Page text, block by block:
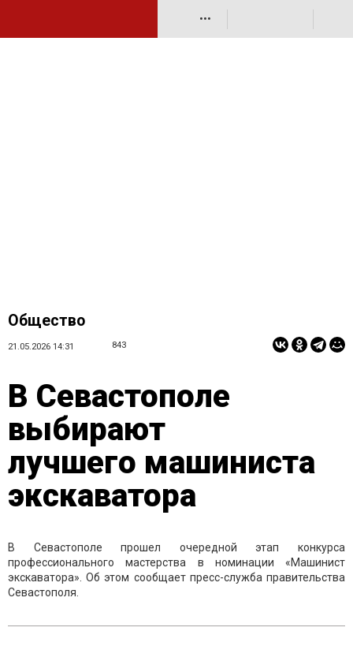
•••
Общество
21.05.2026 14:31 843
В Севастополе
выбирают
лучшего машиниста
экскаватора
В Севастополе прошел очередной этап конкурса
профессионального мастерства в номинации «Машинист
экскаватора». Об этом сообщает пресс-служба правительства
Севастополя.